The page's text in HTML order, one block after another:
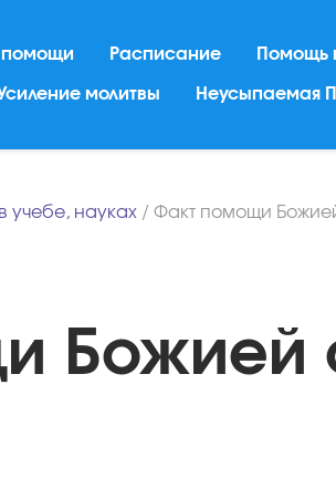
Расписание Помощь
молитвы Неусыпаемая
учебе, науках / Факт помощи
Божией